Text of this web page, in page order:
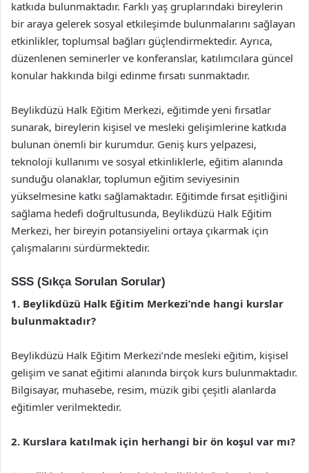
katkıda bulunmaktadır. Farklı yaş gruplarındaki bireylerin
bir araya gelerek sosyal etkileşimde bulunmalarını sağlayan
etkinlikler, toplumsal bağları güçlendirmektedir. Ayrıca,
düzenlenen seminerler ve konferanslar, katılımcılara güncel
konular hakkında bilgi edinme fırsatı sunmaktadır.
Beylikdüzü Halk Eğitim Merkezi, eğitimde yeni fırsatlar
sunarak, bireylerin kişisel ve mesleki gelişimlerine katkıda
bulunan önemli bir kurumdur. Geniş kurs yelpazesi,
teknoloji kullanımı ve sosyal etkinliklerle, eğitim alanında
sunduğu olanaklar, toplumun eğitim seviyesinin
yükselmesine katkı sağlamaktadır. Eğitimde fırsat eşitliğini
sağlama hedefi doğrultusunda, Beylikdüzü Halk Eğitim
Merkezi, her bireyin potansiyelini ortaya çıkarmak için
çalışmalarını sürdürmektedir.
SSS (Sıkça Sorulan Sorular)
1. Beylikdüzü Halk Eğitim Merkezi’nde hangi kurslar
bulunmaktadır?
Beylikdüzü Halk Eğitim Merkezi’nde mesleki eğitim, kişisel
gelişim ve sanat eğitimi alanında birçok kurs bulunmaktadır.
Bilgisayar, muhasebe, resim, müzik gibi çeşitli alanlarda
eğitimler verilmektedir.
2. Kurslara katılmak için herhangi bir ön koşul var mı?